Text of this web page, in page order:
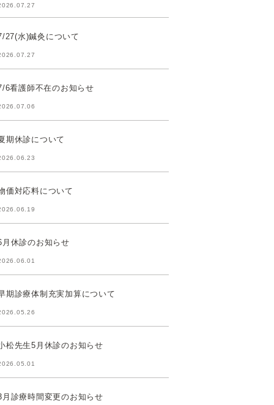
27(水)鍼灸について
6看護師不在のお知らせ
期休診について
価対応料について
月休診のお知らせ
期診療体制充実加算について
松先生5月休診のお知らせ
月診療時間変更のお知らせ